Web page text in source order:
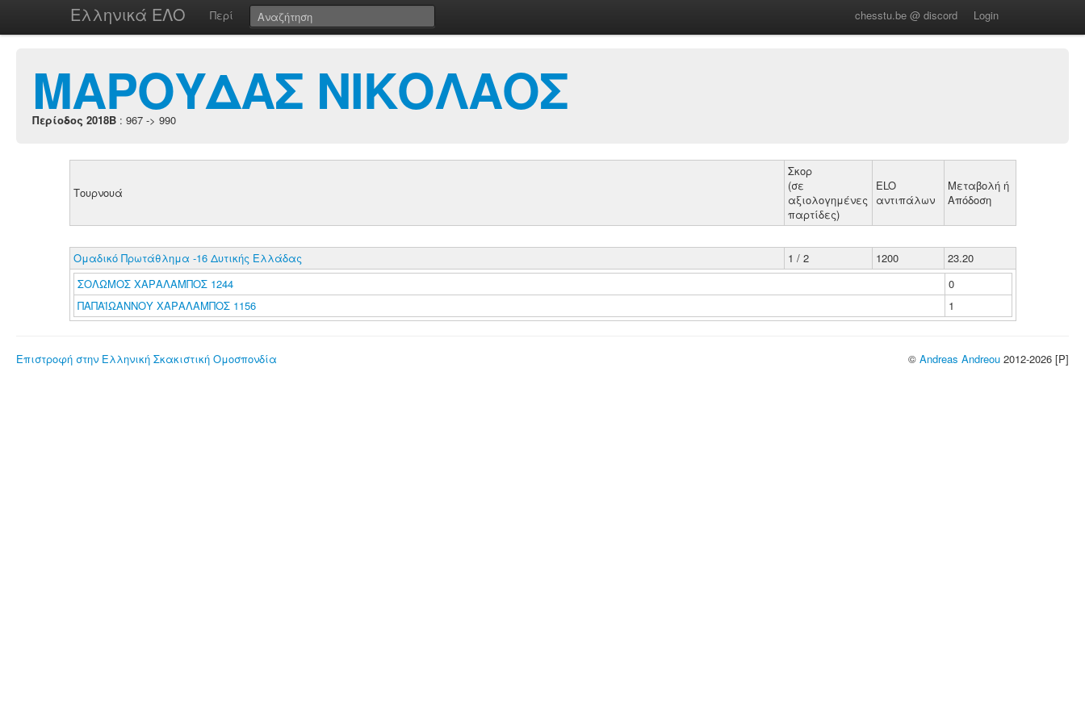
Ελληνικά ΕΛΟ Περί chesstu.be @ discord Login
ΜΑΡΟΥΔΑΣ ΝΙΚΟΛΑΟΣ
Περίοδος 2018B : 967 -> 990
Τουρνουά
Σκορ
(σε
αξιολογημένες
παρτίδες)
ELO
αντιπάλων
Μεταβολή ή
Απόδοση
Ομαδικό Πρωτάθλημα -16 Δυτικής Ελλάδας 1 / 2 1200
23.20
ΣΟΛΩΜΟΣ ΧΑΡΑΛΑΜΠΟΣ 1244
0
ΠΑΠΑΪΩΑΝΝΟΥ ΧΑΡΑΛΑΜΠΟΣ 1156
1
Επιστροφή στην Ελληνική Σκακιστική Ομοσπονδία © Andreas Andreou 2012-2026 [P]